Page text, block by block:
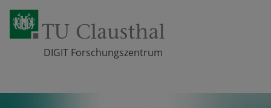
DIGIT Forschungszentrum